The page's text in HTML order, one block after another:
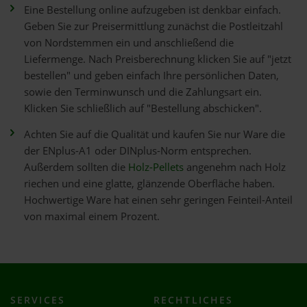
Eine Bestellung online aufzugeben ist denkbar einfach.
Geben Sie zur Preisermittlung zunächst die Postleitzahl
von Nordstemmen ein und anschließend die
Liefermenge. Nach Preisberechnung klicken Sie auf "jetzt
bestellen" und geben einfach Ihre persönlichen Daten,
sowie den Terminwunsch und die Zahlungsart ein.
Klicken Sie schließlich auf "Bestellung abschicken".
Achten Sie auf die Qualität und kaufen Sie nur Ware die
der ENplus-A1 oder DINplus-Norm entsprechen.
Außerdem sollten die Holz-Pellets angenehm nach Holz
riechen und eine glatte, glänzende Oberfläche haben.
Hochwertige Ware hat einen sehr geringen Feinteil-Anteil
von maximal einem Prozent.
SERVICES RECHTLICHES